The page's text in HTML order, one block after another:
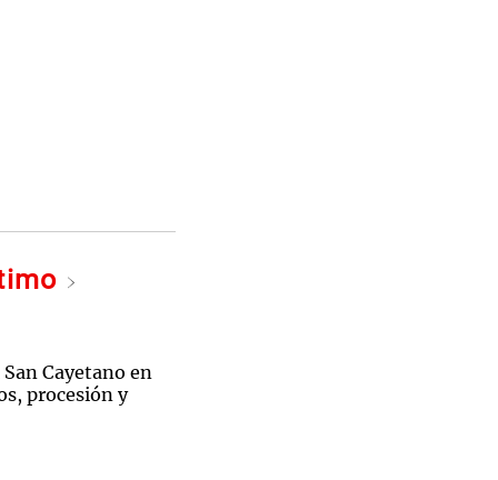
Cayetano en
procesión y